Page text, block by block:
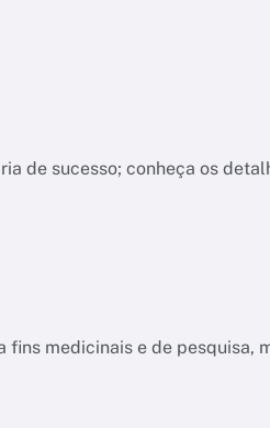
de sucesso; conheça os
fins medicinais e de pesquisa,